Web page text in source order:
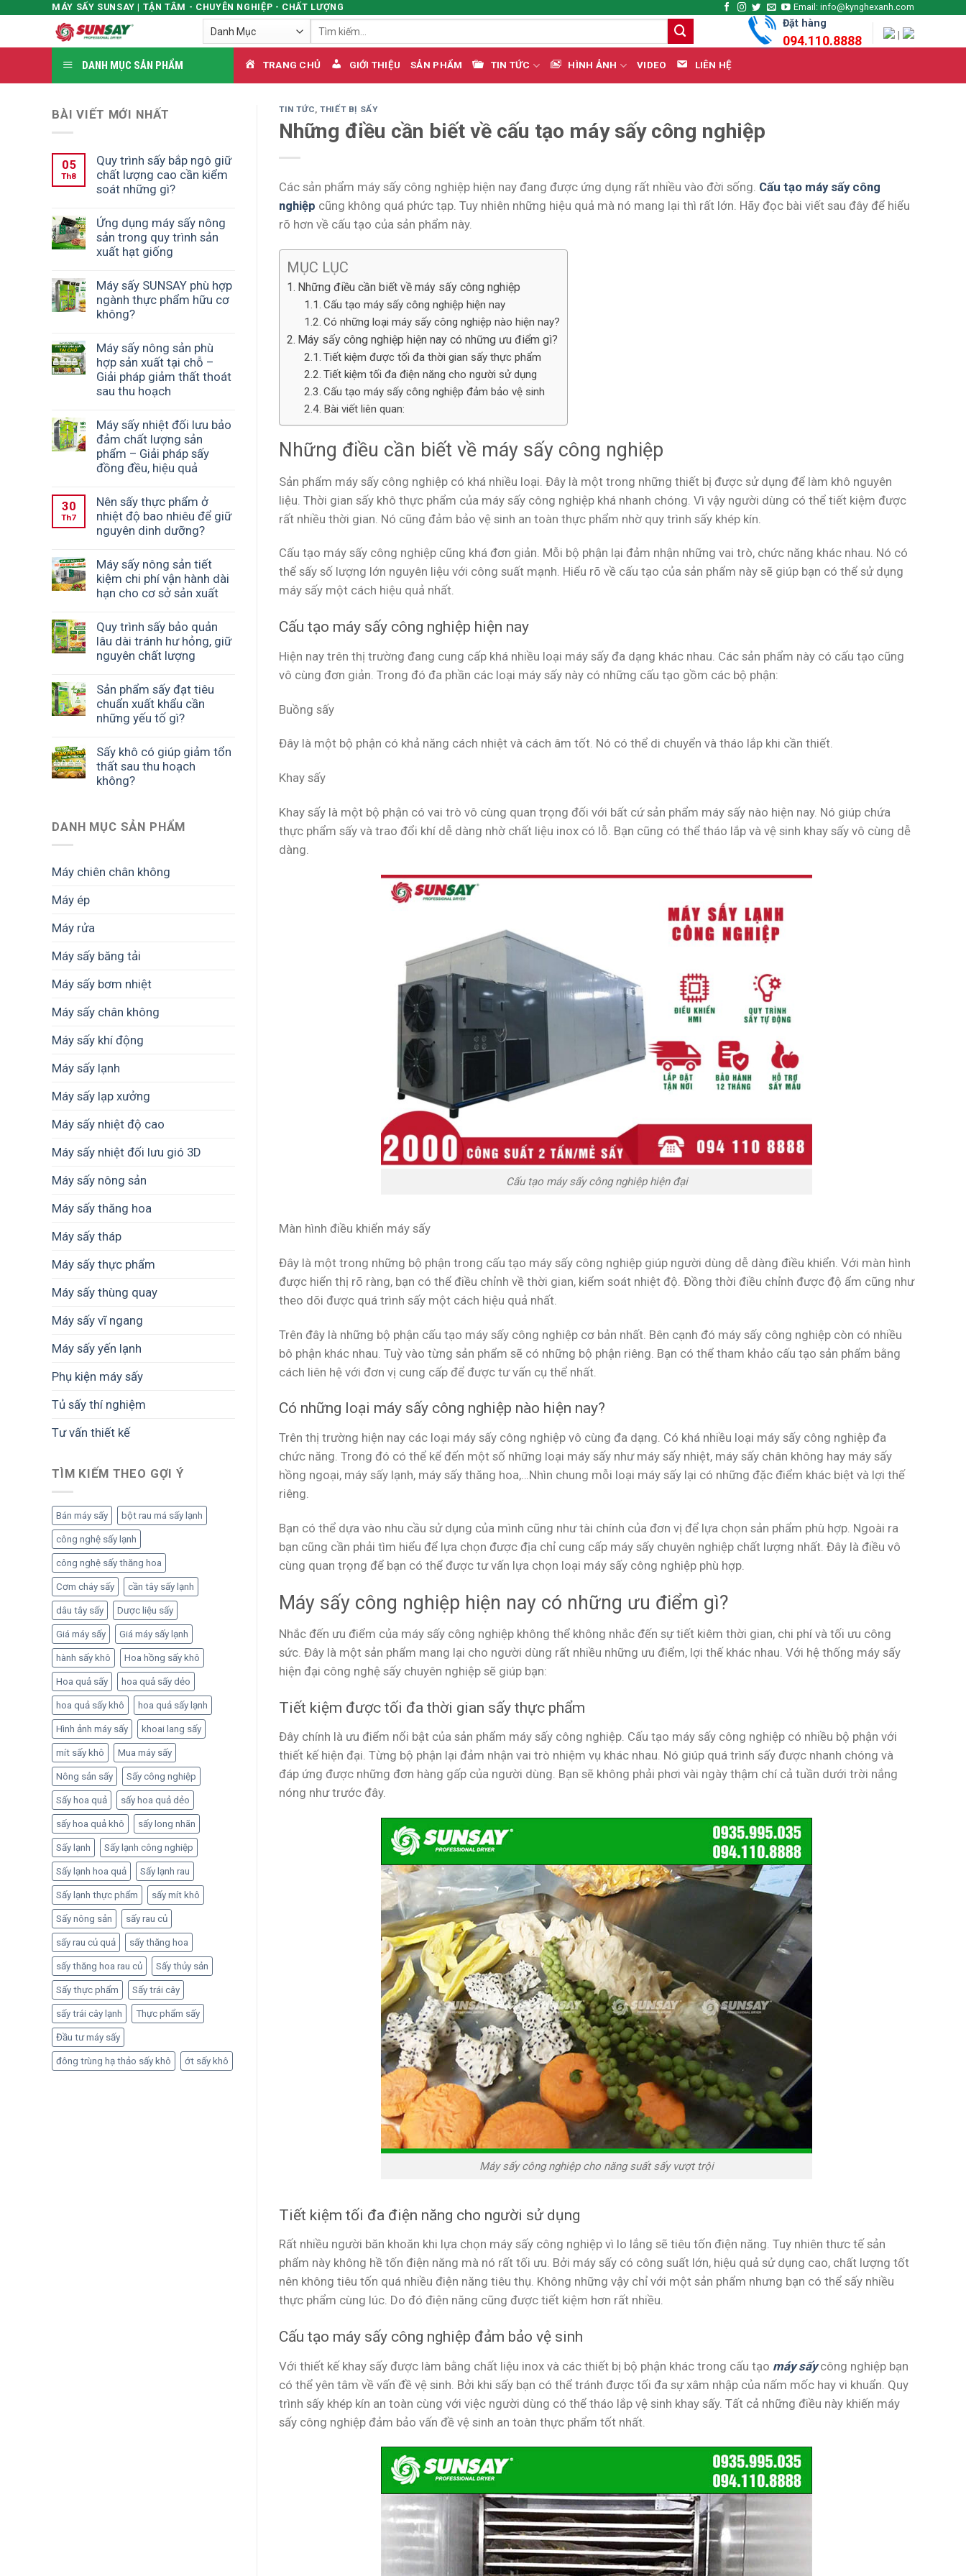
content
MÁY SẤY SUNSAY | TẬN TÂM - CHUYÊN NGHIỆP - CHẤT LƯỢNG
Email: info@kynghexanh.com
Tìm
Đặt hàng
094.110.8888
DANH MỤC SẢN PHẨM TRANG CHỦ GIỚI THIỆU SẢN PHẨM TIN TỨC HÌNH ẢNH VIDEO LIÊN HỆ
BÀI VIẾT MỚI NHẤT
05
Th8
Quy trình sấy bắp ngô giữ
chất lượng cao cần kiểm
soát những gì?
Ứng dụng máy sấy nông
sản trong quy trình sản
xuất hạt giống
Máy sấy SUNSAY phù hợp
ngành thực phẩm hữu cơ
không?
Máy sấy nông sản phù
hợp sản xuất tại chỗ –
Giải pháp giảm thất thoát
sau thu hoạch
Máy sấy nhiệt đối lưu bảo
đảm chất lượng sản
phẩm – Giải pháp sấy
đồng đều, hiệu quả
30
Th7
Nên sấy thực phẩm ở
nhiệt độ bao nhiêu để giữ
nguyên dinh dưỡng?
Máy sấy nông sản tiết
kiệm chi phí vận hành dài
hạn cho cơ sở sản xuất
Quy trình sấy bảo quản
lâu dài tránh hư hỏng, giữ
nguyên chất lượng
Sản phẩm sấy đạt tiêu
chuẩn xuất khẩu cần
những yếu tố gì?
Sấy khô có giúp giảm tổn
thất sau thu hoạch
không?
DANH MỤC SẢN PHẨM
Máy chiên chân không
Máy ép
Máy rửa
Máy sấy băng tải
Máy sấy bơm nhiệt
Máy sấy chân không
Máy sấy khí động
Máy sấy lạnh
Máy sấy lạp xưởng
Máy sấy nhiệt độ cao
Máy sấy nhiệt đối lưu gió 3D
Máy sấy nông sản
Máy sấy thăng hoa
Máy sấy tháp
Máy sấy thực phẩm
Máy sấy thùng quay
Máy sấy vĩ ngang
Máy sấy yến lạnh
Phụ kiện máy sấy
Tủ sấy thí nghiệm
Tư vấn thiết kế
TÌM KIẾM THEO GỢI Ý
Bán máy sấy bột rau má sấy lạnh
công nghệ sấy lạnh
công nghệ sấy thăng hoa
Cơm cháy sấy cần tây sấy lạnh
dâu tây sấy Dược liệu sấy
Giá máy sấy Giá máy sấy lạnh
hành sấy khô Hoa hồng sấy khô
Hoa quả sấy hoa quả sấy dẻo
hoa quả sấy khô hoa quả sấy lạnh
Hình ảnh máy sấy khoai lang sấy
mít sấy khô Mua máy sấy
Nông sản sấy Sấy công nghiệp
Sấy hoa quả sấy hoa quả dẻo
sấy hoa quả khô sấy long nhãn
Sấy lạnh Sấy lạnh công nghiệp
Sấy lạnh hoa quả Sấy lạnh rau
Sấy lạnh thực phẩm sấy mít khô
Sấy nông sản sấy rau củ
sấy rau củ quả sấy thăng hoa
sấy thăng hoa rau củ Sấy thủy sản
Sấy thực phẩm Sấy trái cây
sấy trái cây lạnh Thực phẩm sấy
Đầu tư máy sấy
đông trùng hạ thảo sấy khô ớt sấy khô
TIN TỨC,THIẾT BỊ SẤY
Những điều cần biết về cấu tạo máy sấy công nghiệp
Các sản phẩm máy sấy công nghiệp hiện nay đang được ứng dụng rất nhiều vào đời sống. Cấu tạo máy sấy công
nghiệp cũng không quá phức tạp. Tuy nhiên những hiệu quả mà nó mang lại thì rất lớn. Hãy đọc bài viết sau đây để hiểu
rõ hơn về cấu tạo của sản phẩm này.
MỤC LỤC
Những điều cần biết về máy sấy công nghiệp
Cấu tạo máy sấy công nghiệp hiện nay
Có những loại máy sấy công nghiệp nào hiện nay?
Máy sấy công nghiệp hiện nay có những ưu điểm gì?
Tiết kiệm được tối đa thời gian sấy thực phẩm
Tiết kiệm tối đa điện năng cho người sử dụng
Cấu tạo máy sấy công nghiệp đảm bảo vệ sinh
Bài viết liên quan:
Những điều cần biết về máy sấy công nghiệp
Sản phẩm máy sấy công nghiệp có khá nhiều loại. Đây là một trong những thiết bị được sử dụng để làm khô nguyên
liệu. Thời gian sấy khô thực phẩm của máy sấy công nghiệp khá nhanh chóng. Vì vậy người dùng có thể tiết kiệm được
rất nhiều thời gian. Nó cũng đảm bảo vệ sinh an toàn thực phẩm nhờ quy trình sấy khép kín.
Cấu tạo máy sấy công nghiệp cũng khá đơn giản. Mỗi bộ phận lại đảm nhận những vai trò, chức năng khác nhau. Nó có
thể sấy số lượng lớn nguyên liệu với công suất mạnh. Hiểu rõ về cấu tạo của sản phẩm này sẽ giúp bạn có thể sử dụng
máy sấy một cách hiệu quả nhất.
Cấu tạo máy sấy công nghiệp hiện nay
Hiện nay trên thị trường đang cung cấp khá nhiều loại máy sấy đa dạng khác nhau. Các sản phẩm này có cấu tạo cũng
vô cùng đơn giản. Trong đó đa phần các loại máy sấy này có những cấu tạo gồm các bộ phận:
Buồng sấy
Đây là một bộ phận có khả năng cách nhiệt và cách âm tốt. Nó có thể di chuyển và tháo lắp khi cần thiết.
Khay sấy
Khay sấy là một bộ phận có vai trò vô cùng quan trọng đối với bất cứ sản phẩm máy sấy nào hiện nay. Nó giúp chứa
thực phẩm sấy và trao đổi khí dễ dàng nhờ chất liệu inox có lỗ. Bạn cũng có thể tháo lắp và vệ sinh khay sấy vô cùng dễ
dàng.
Cấu tạo máy sấy công nghiệp hiện đại
Màn hình điều khiển máy sấy
Đây là một trong những bộ phận trong cấu tạo máy sấy công nghiệp giúp người dùng dễ dàng điều khiển. Với màn hình
được hiển thị rõ ràng, bạn có thể điều chỉnh về thời gian, kiểm soát nhiệt độ. Đồng thời điều chỉnh được độ ẩm cũng như
theo dõi được quá trình sấy một cách hiệu quả nhất.
Trên đây là những bộ phận cấu tạo máy sấy công nghiệp cơ bản nhất. Bên cạnh đó máy sấy công nghiệp còn có nhiều
bô phận khác nhau. Tuỳ vào từng sản phẩm sẽ có những bộ phận riêng. Bạn có thể tham khảo cấu tạo sản phẩm bằng
cách liên hệ với đơn vị cung cấp để được tư vấn cụ thể nhất.
Có những loại máy sấy công nghiệp nào hiện nay?
Trên thị trường hiện nay các loại máy sấy công nghiệp vô cùng đa dạng. Có khá nhiều loại máy sấy công nghiệp đa
chức năng. Trong đó có thể kể đến một số những loại máy sấy như máy sấy nhiệt, máy sấy chân không hay máy sấy
hồng ngoại, máy sấy lạnh, máy sấy thăng hoa,…Nhìn chung mỗi loại máy sấy lại có những đặc điểm khác biệt và lợi thế
riêng.
Bạn có thể dựa vào nhu cầu sử dụng của mình cũng như tài chính của đơn vị để lựa chọn sản phẩm phù hợp. Ngoài ra
bạn cũng cần phải tìm hiểu để lựa chọn được địa chỉ cung cấp máy sấy chuyên nghiệp chất lượng nhất. Đây là điều vô
cùng quan trọng để bạn có thể được tư vấn lựa chọn loại máy sấy công nghiệp phù hợp.
Máy sấy công nghiệp hiện nay có những ưu điểm gì?
Nhắc đến ưu điểm của máy sấy công nghiệp không thể không nhắc đến sự tiết kiêm thời gian, chi phí và tối ưu công
sức. Đây là một sản phẩm mang lại cho người dùng rất nhiều những ưu điểm, lợi thế khác nhau. Với hệ thống máy sấy
hiện đại công nghệ sấy chuyên nghiệp sẽ giúp bạn:
Tiết kiệm được tối đa thời gian sấy thực phẩm
Đây chính là ưu điểm nổi bật của sản phẩm máy sấy công nghiệp. Cấu tạo máy sấy công nghiệp có nhiều bộ phận với
thiết kế hiện đại. Từng bộ phận lại đảm nhận vai trò nhiệm vụ khác nhau. Nó giúp quá trình sấy được nhanh chóng và
đáp ứng được những đơn hàng gấp của người dùng. Bạn sẽ không phải phơi vài ngày thậm chí cả tuần dưới trời nắng
nóng như trước đây.
Máy sấy công nghiệp cho năng suất sấy vượt trội
Tiết kiệm tối đa điện năng cho người sử dụng
Rất nhiều người băn khoăn khi lựa chọn máy sấy công nghiệp vì lo lắng sẽ tiêu tốn điện năng. Tuy nhiên thưc tế sản
phẩm này không hề tốn điện năng mà nó rất tối ưu. Bởi máy sấy có công suất lớn, hiệu quả sử dụng cao, chất lượng tốt
nên không tiêu tốn quá nhiều điện năng tiêu thụ. Không những vậy chỉ với một sản phẩm nhưng bạn có thể sấy nhiều
thực phẩm cùng lúc. Do đó điện năng cũng được tiết kiệm hơn rất nhiều.
Cấu tạo máy sấy công nghiệp đảm bảo vệ sinh
Với thiết kế khay sấy được làm bằng chất liệu inox và các thiết bị bộ phận khác trong cấu tạo máy sấycông nghiệp bạn
có thể yên tâm về vấn đề vệ sinh. Bởi khi sấy bạn có thể tránh được tối đa sự xâm nhập của nấm mốc hay vi khuẩn. Quy
trình sấy khép kín an toàn cùng với việc người dùng có thể tháo lắp vệ sinh khay sấy. Tất cả những điều này khiến máy
sấy công nghiệp đảm bảo vấn đề vệ sinh an toàn thực phẩm tốt nhất.